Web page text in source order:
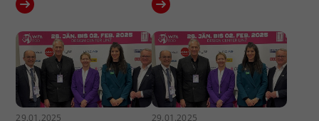
29.01.2025 29.01.2025